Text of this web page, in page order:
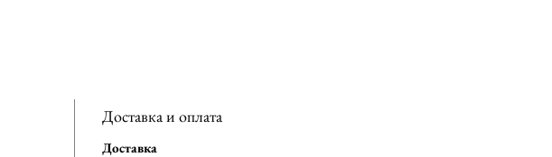
Доставка и оплата
Доставка